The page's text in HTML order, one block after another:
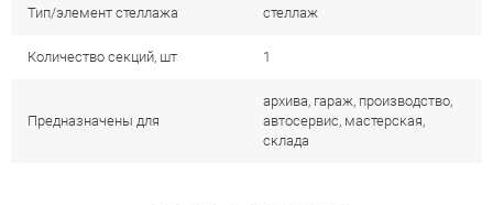
Тип/элемент стеллажа стеллаж
Количество секций, шт 1
Предназначены для
архива, гараж, производство,
автосервис, мастерская,
склада